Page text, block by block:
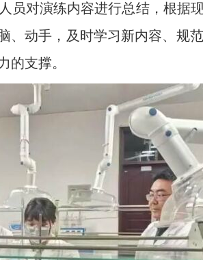
员对演练内容进行总结，根据
、动手，及时学习新内容、规
的支撑。